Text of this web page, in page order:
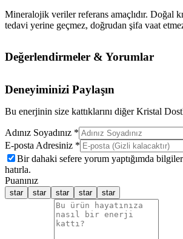
Mineralojik veriler referans amaçlıdır. Doğal
tedavi yerine geçmez, doğrudan şifa vaat
Değerlendirmeler & Yorumlar
Deneyiminizi Paylaşın
Bu enerjinin size kattıklarını diğer Kristal
Adınız Soyadınız *
E-posta Adresiniz *
Bir dahaki sefere yorum yaptığımda
hatırla.
Puanınız
star star star star star